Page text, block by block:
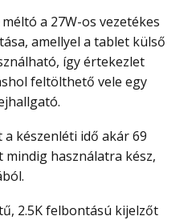
amellyel a tablet külső
így értekezlet
feltölthető vele egy
mindig használatra kész,